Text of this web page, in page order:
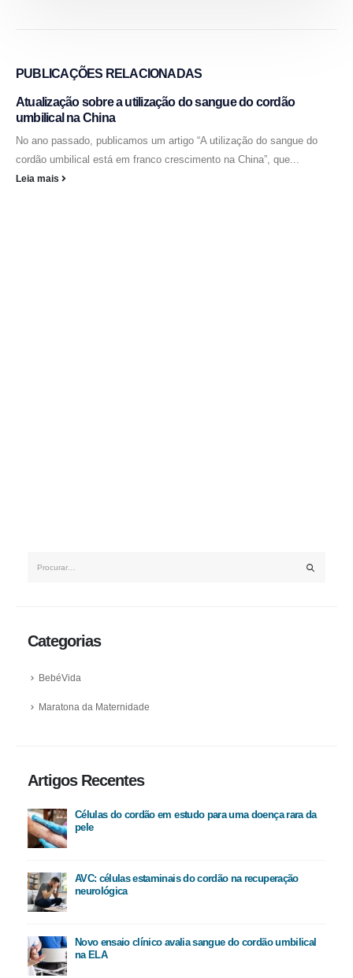
PUBLICAÇÕES RELACIONADAS
Atualização sobre a utilização do sangue do cordão
umbilical na China
No ano passado, publicamos um artigo “A utilização do sangue do
cordão umbilical está em franco crescimento na China”, que...
Leia mais
Categorias
BebéVida
Maratona da Maternidade
Artigos Recentes
Células do cordão em estudo para uma doença rara da
pele
AVC: células estaminais do cordão na recuperação
neurológica
Novo ensaio clínico avalia sangue do cordão umbilical
na ELA